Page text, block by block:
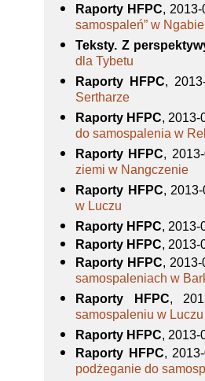
Raporty HFPC, 2013-
samospaleń” w Ngabie
Teksty. Z
dla Tybetu
Raporty HFPC,
Sertharze
Raporty HFPC, 2013-
do samospalenia w
Raporty HFPC,
ziemi w Nangczenie
Raporty HFPC,
w Luczu
Raporty HFPC, 2013-
Raporty HFPC, 2013-
Raporty HFPC, 2013-
samospaleniach w
Raporty HFPC,
samospaleniu w Luczu
Raporty HFPC, 2013-
Raporty HFPC,
podżeganie do